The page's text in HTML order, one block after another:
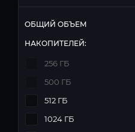
ОБЩИЙ ОБЪЕМ
НАКОПИТЕЛЕЙ:
256 ГБ
500 ГБ
512 ГБ
1024 ГБ